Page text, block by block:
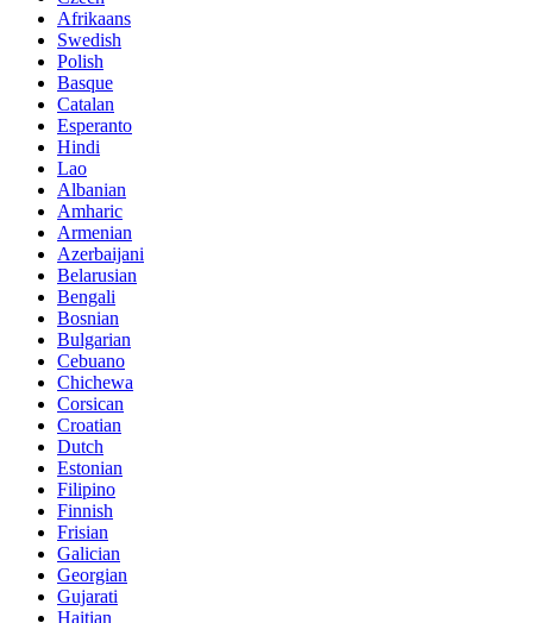
Afrikaans
Swedish
Polish
Basque
Catalan
Esperanto
Hindi
Lao
Albanian
Amharic
Armenian
Azerbaijani
Belarusian
Bengali
Bosnian
Bulgarian
Cebuano
Chichewa
Corsican
Croatian
Dutch
Estonian
Filipino
Finnish
Frisian
Galician
Georgian
Gujarati
Haitian